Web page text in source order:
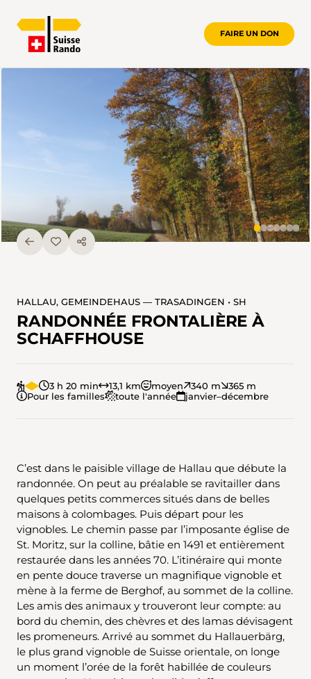
FAIRE UN DON
HALLAU, GEMEINDEHAUS — TRASADINGEN • SH
RANDONNÉE FRONTALIÈRE À
SCHAFFHOUSE
3 h 20 min 13,1 km moyen 340 m
365 m
Pour les familles
toute l'année janvier–décembre
C’est dans le paisible village de Hallau que débute la
randonnée. On peut au préalable se ravitailler dans
quelques petits commerces situés dans de belles
maisons à colombages. Puis départ pour les
vignobles. Le chemin passe par l’imposante église de
St. Moritz, sur la colline, bâtie en 1491 et entièrement
restaurée dans les années 70. L’itinéraire qui monte
en pente douce traverse un magnifique vignoble et
mène à la ferme de Berghof, au sommet de la colline.
Les amis des animaux y trouveront leur compte: au
bord du chemin, des chèvres et des lamas dévisagent
les promeneurs. Arrivé au sommet du Hallauerbärg,
le plus grand vignoble de Suisse orientale, on longe
un moment l’orée de la forêt habillée de couleurs